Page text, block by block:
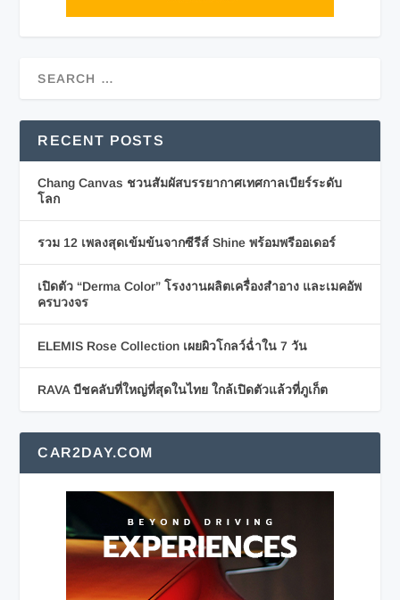
RECENT POSTS
Chang Canvas ชวนสัมผัสบรรยากาศเทศกาลเบียร์ระดับ
โลก
รวม 12 เพลงสุดเข้มข้นจากซีรีส์ Shine พร้อมพรีออเดอร์
เปิดตัว “Derma Color” โรงงานผลิตเครื่องสำอาง และเมคอัพ
ครบวงจร
ELEMIS Rose Collection เผยผิวโกลว์ฉ่ำใน 7 วัน
RAVA บีชคลับที่ใหญ่ที่สุดในไทย ใกล้เปิดตัวแล้วที่ภูเก็ต
CAR2DAY.COM